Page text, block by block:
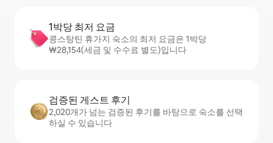
1박당 최저 요금
콩스탕틴 휴가지 숙소의 최저 요금은 1박당
₩28,154(세금 및 수수료 별도)입니다
검증된 게스트 후기
2,020개가 넘는 검증된 후기를 바탕으로 숙소를 선택
하실 수 있습니다